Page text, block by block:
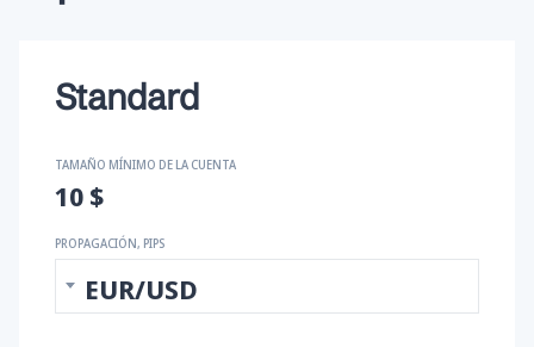
ZEC/BTC
Standard
TAMAÑO MÍNIMO DE LA CUENTA
10 $
PROPAGACIÓN, PIPS
EUR/USD